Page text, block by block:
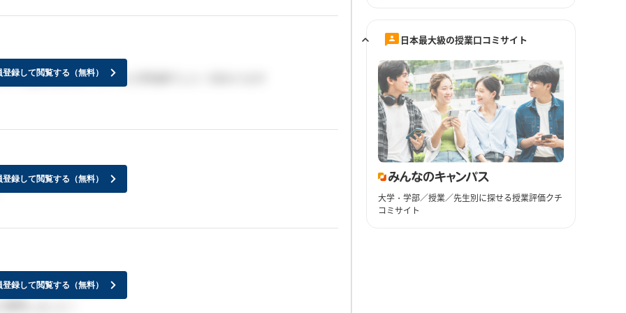
々笑顔が見れる、といった空気感でした！(伝わります
登録して閲覧する（無料）
登録して閲覧する（無料）
登録して閲覧する（無料）
日本最大級の授業口コミサイト
大学・学部／授業／先生別に探せる授業評価クチ
コミサイト